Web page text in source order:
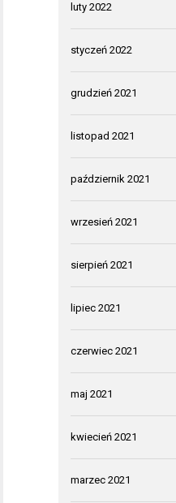
luty 2022
styczeń 2022
grudzień 2021
listopad 2021
październik 2021
wrzesień 2021
sierpień 2021
lipiec 2021
czerwiec 2021
maj 2021
kwiecień 2021
marzec 2021